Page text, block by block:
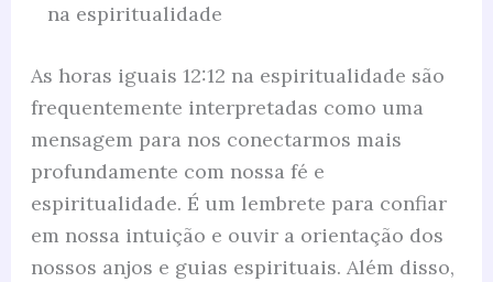
na espiritualidade
As horas iguais 12:12 na espiritualidade são
frequentemente interpretadas como uma
mensagem para nos conectarmos mais
profundamente com nossa fé e
espiritualidade. É um lembrete para confiar
em nossa intuição e ouvir a orientação dos
nossos anjos e guias espirituais. Além disso,